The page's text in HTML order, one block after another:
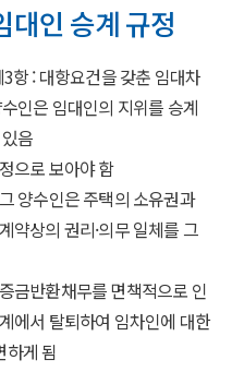
대인 승계 규정
항 : 대항요건을 갖춘 임대차
인은 임대인의 지위를 승계
음
으로 보아야 함
양수인은 주택의 소유권과
약상의 권리·의무 일체를 그
금반환채무를 면책적으로 인
에서 탈퇴하여 임차인에 대한
하게 됨